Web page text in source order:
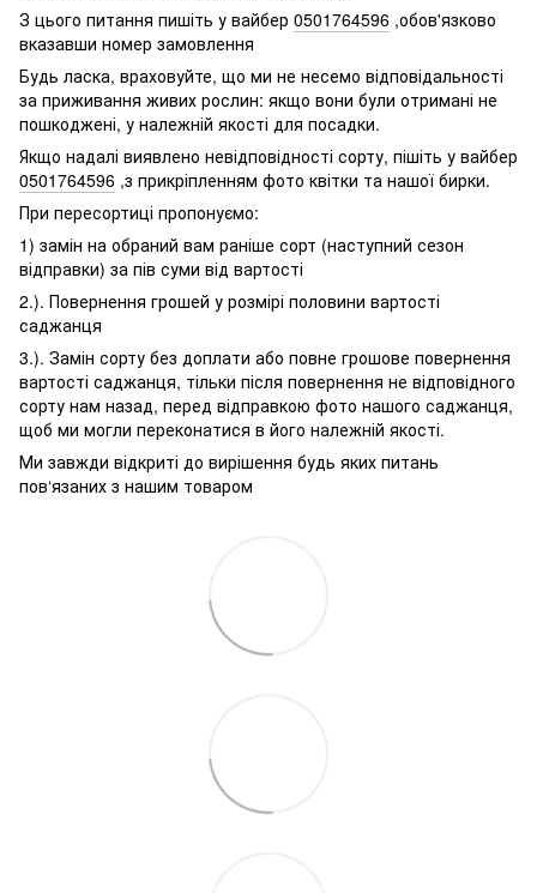
З цього питання пишіть у вайбер 0501764596 ,обов'язково
вказавши номер замовлення
Будь ласка, враховуйте, що ми не несемо відповідальності
за приживання живих рослин: якщо вони були отримані не
пошкоджені, у належній якості для посадки.
Якщо надалі виявлено невідповідності сорту, пішіть у вайбер
0501764596 ,з прикріпленням фото квітки та нашої бирки.
При пересортиці пропонуємо:
1) замін на обраний вам раніше сорт (наступний сезон
відправки) за пів суми від вартості
2.). Повернення грошей у розмірі половини вартості
саджанця
3.). Замін сорту без доплати або повне грошове повернення
вартості саджанця, тільки після повернення не відповідного
сорту нам назад, перед відправкою фото нашого саджанця,
щоб ми могли переконатися в його належній якості.
Ми завжди відкриті до вирішення будь яких питань
пов‘язаних з нашим товаром